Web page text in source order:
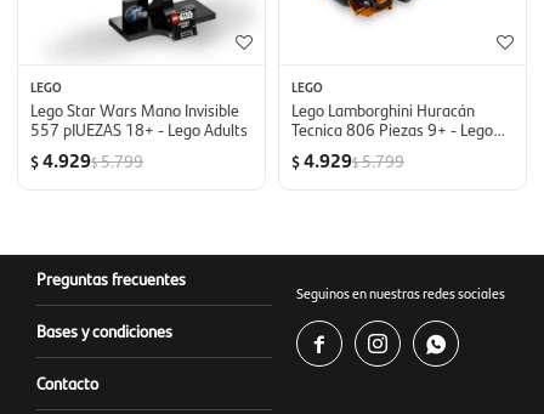
LEGO
Lego Star Wars Mano Invisible
557 pIUEZAS 18+ - Lego Adults
$4.929$5.799
LEGO
Lego Lamborghini Huracán
Tecnica 806 Piezas 9+ - Lego
Boys
$4.929$5.799
Preguntas frecuentes
Bases y condiciones
Contacto
Seguinos en nuestras redes sociales
  